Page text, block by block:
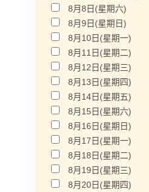
8月8日(星期六)
8月9日(星期日)
8月10日(星期一)
8月11日(星期二)
8月12日(星期三)
8月13日(星期四)
8月14日(星期五)
8月15日(星期六)
8月16日(星期日)
8月17日(星期一)
8月18日(星期二)
8月19日(星期三)
8月20日(星期四)